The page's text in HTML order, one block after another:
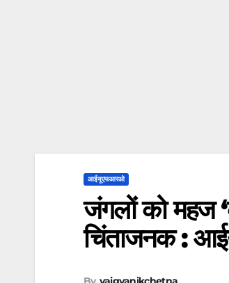
आईयूएफआरओ
जंगलों को महज
चिंताजनक :